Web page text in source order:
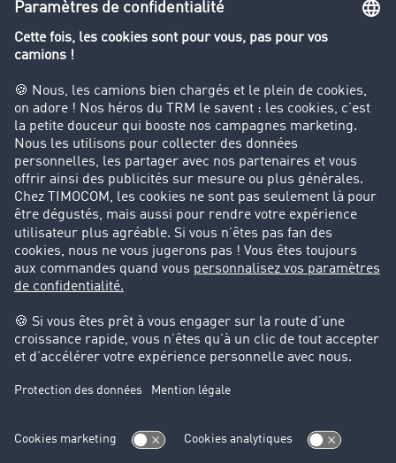
Le dictionnaire du transport
Interdiction de circulation des poids lourds
Entreprise
Parrainage clients
Success Stories
Cadre légal
Mentions légales
Protection des données
Cookie-Einstellungen
Support